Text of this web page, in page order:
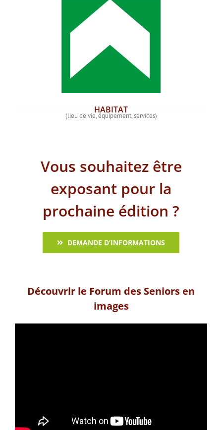
HABITAT
(lieu de vie, équipement, services)
Vous souhaitez être
exposant pour la
prochaine édition ?
DEMANDE D’INFORMATIONS
Découvrir le Forum des Seniors en
images